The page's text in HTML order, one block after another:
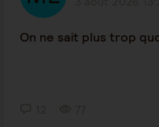
On ne sait plus trop